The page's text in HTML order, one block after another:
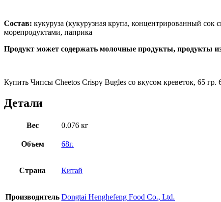
Состав: кукуруза (кукурузная крупа, концентрированный сок
морепродуктами, паприка
Продукт может содержать молочные продукты, продукты
Купить Чипсы Cheetos Crispy Bugles со вкусом креветок, 65
Детали
Вес 0.076 кг
Объем 68г.
Страна Китай
Производитель Dongtai Henghefeng Food Co., Ltd.